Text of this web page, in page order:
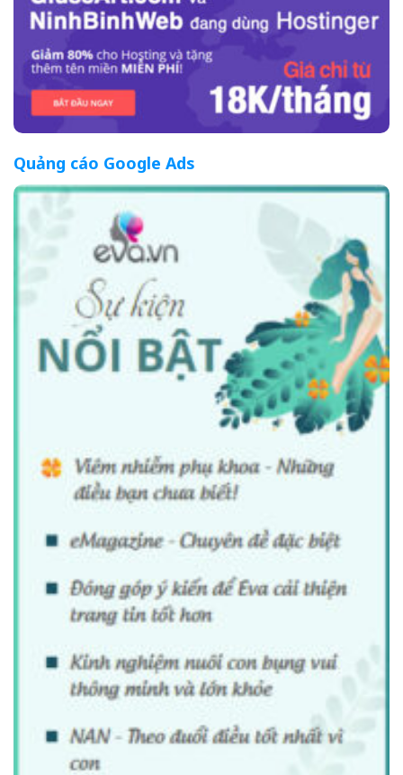
Quảng cáo Google Ads